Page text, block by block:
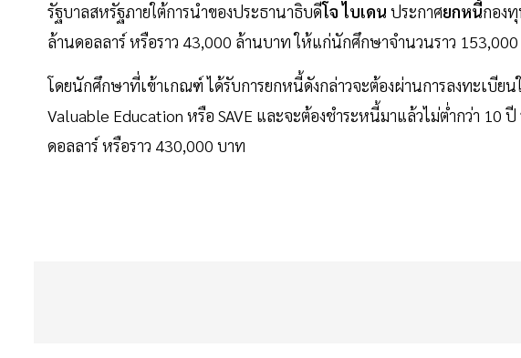
รัฐบาลสหรัฐภายใต้การนำของประธานาธิบดีโจ ไบเดน ประกาศยกหนี้กอง
ล้านดอลลาร์ หรือราว 43,000 ล้านบาท ให้แก่นักศึกษาจำนวนราว 153,000
โดยนักศึกษาที่เข้าเกณฑ์ ได้รับการยกหนี้ดังกล่าวจะต้องผ่านการลงทะเบียนใ
Valuable Education หรือ SAVE และจะต้องชำระหนี้มาแล้วไม่ต่ำกว่า 10 ปี
ดอลลาร์ หรือราว 430,000 บาท